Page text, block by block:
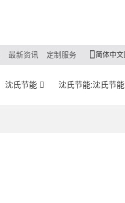
最新资讯 定制服务 简体中文
沈氏节能 沈氏节能:沈氏节能